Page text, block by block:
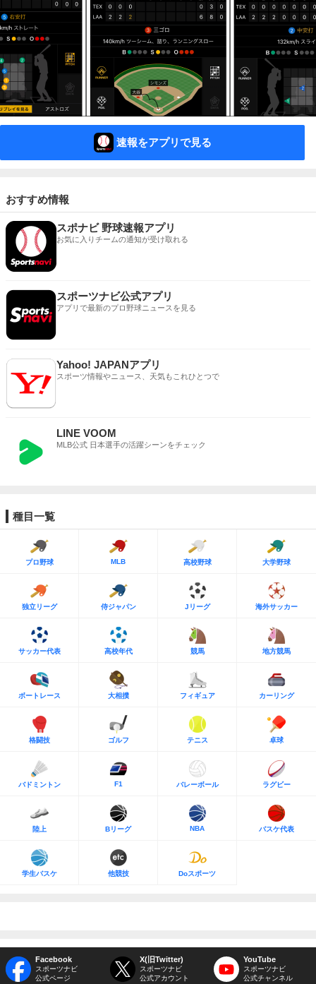
速報をアプリで見る
おすすめ情報
スポナビ 野球速報アプリ
お気に入りチームの通知が受け取れる
スポーツナビ公式アプリ
アプリで最新のプロ野球ニュースを見る
Yahoo! JAPANアプリ
スポーツ情報やニュース、天気もこれひとつで
LINE VOOM
MLB公式 日本選手の活躍シーンをチェック
種目一覧
プロ野球 MLB 高校野球 大学野球
独立リーグ 侍ジャパン Jリーグ 海外サッカー
サッカー代表 高校年代 競馬 地方競馬
ボートレース 大相撲 フィギュア カーリング
格闘技 ゴルフ テニス 卓球
バドミントン F1 バレーボール ラグビー
陸上 Bリーグ NBA バスケ代表
学生バスケ 他競技 Doスポーツ
Facebook
スポーツナビ
公式ページ
X(旧Twitter)
スポーツナビ
公式アカウント
YouTube
スポーツナビ
公式チャンネル